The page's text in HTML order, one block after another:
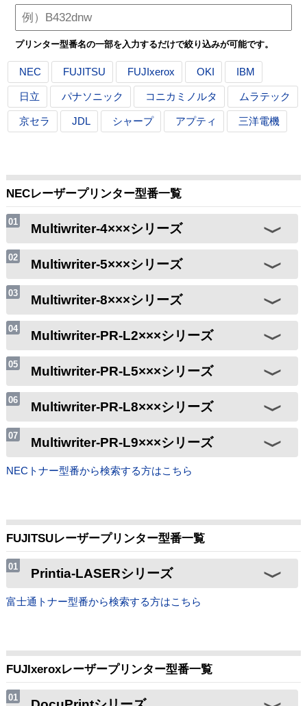
プリンター型番名の一部を入力するだけで絞り込みが可能です。
NEC FUJITSU FUJIxerox OKI IBM
日立 パナソニック コニカミノルタ ムラテック
京セラ JDL シャープ アプティ 三洋電機
NECレーザープリンター型番一覧
Multiwriter-4×××シリーズ
Multiwriter-5×××シリーズ
Multiwriter-8×××シリーズ
Multiwriter-PR-L2×××シリーズ
Multiwriter-PR-L5×××シリーズ
Multiwriter-PR-L8×××シリーズ
Multiwriter-PR-L9×××シリーズ
NECトナー型番から検索する方はこちら
FUJITSUレーザープリンター型番一覧
Printia-LASERシリーズ
富士通トナー型番から検索する方はこちら
FUJIxeroxレーザープリンター型番一覧